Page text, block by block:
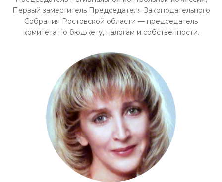
Первый заместитель Председателя Законодательного
Собрания Ростовской области — председатель
комитета по бюджету, налогам и собственности.